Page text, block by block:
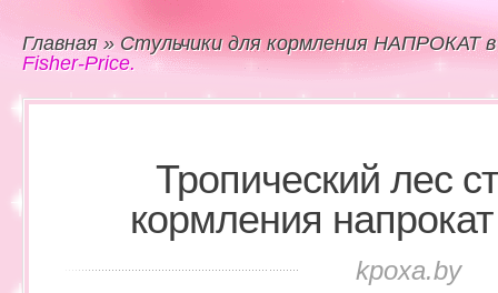
Главная » Стульчики для кормления НАПРОКАТ
Fisher-Price.
Тропический лес
кормления
kpoxa.by